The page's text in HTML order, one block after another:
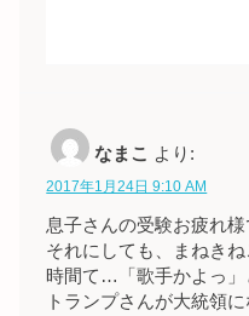
なまこ より:
2017年1月24日 9:10 AM
息子さんの受験お疲れ様
それにしても、まねき
時間て…「歌手かよっ」
トランプさんが大統領